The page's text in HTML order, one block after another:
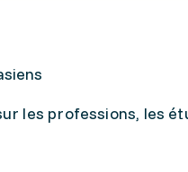
les professions, les